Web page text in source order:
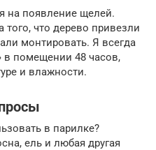
на появление щелей.
того, что дерево привезли
монтировать. Я всегда
в помещении 48 часов,
и влажности.
в парилке?
ель и любая другая